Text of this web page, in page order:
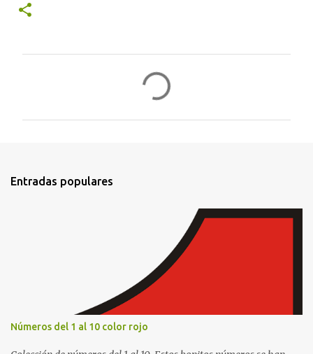
t
Entradas populares
Números del 1 al 10 color rojo